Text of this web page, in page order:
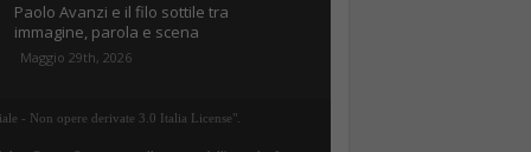
Paolo Avanzi e il filo sottile tra
immagine, parola e scena
Maggio 29th, 2026
- Non opere derivate 3.0 Italia License".